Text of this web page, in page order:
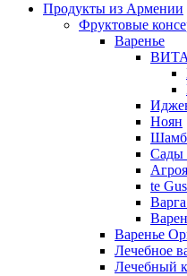
Продукты из Армении
Фруктовые
Варенье
Ноян
Шамб
Сады
te
Варенье
Лечебное
Лечебный